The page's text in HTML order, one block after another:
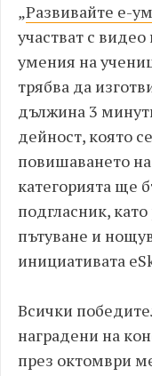
„Развивайте е-
участват с
умения на
трябва да
дължина 3
дейност, която
повишаването
категорията ще
подгласник,
пътуване и
инициативата
Всички
наградени на
през октомври